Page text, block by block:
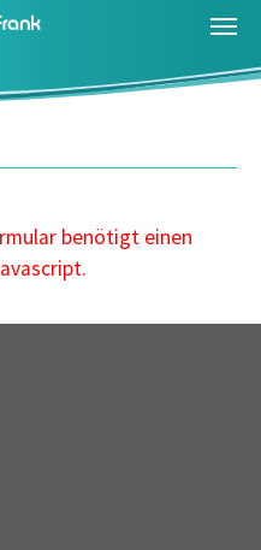
benötigt einen